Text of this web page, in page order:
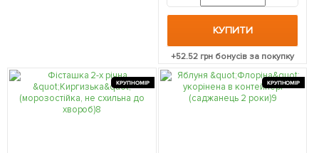
КУПИТИ
+52.52 грн бонусів за покупку
КРУПНОМІР КРУПНОМІР